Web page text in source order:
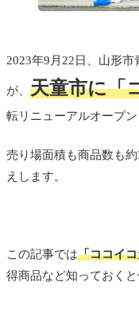
2023年9月22日、山形
が、 天童市に「
転リニューアルオープン
売り場面積も商品数も
えします。
この記事では「ココイ
得商品など知っておく